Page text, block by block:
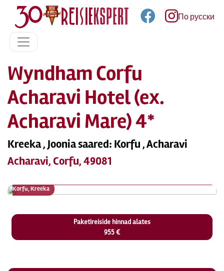
По русски
Wyndham Corfu
Acharavi Hotel (ex.
Acharavi Mare) 4*
Kreeka , Joonia saared: Korfu , Acharavi
Acharavi, Corfu, 49081
Korfu, Kreeka
Paketireiside hinnad alates
955 €